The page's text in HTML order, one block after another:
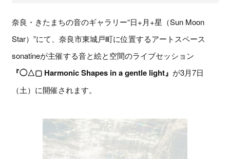
奈良・きたまちの音のギャラリー“日+月+星（Sun Moon
Star）”にて、奈良市東城戸町に位置するアートスペース
sonatineが主催する音と絵と空間のライブセッション
『◯△▢ Harmonic Shapes in a gentle light』 が3月7日
（土）に開催されます。